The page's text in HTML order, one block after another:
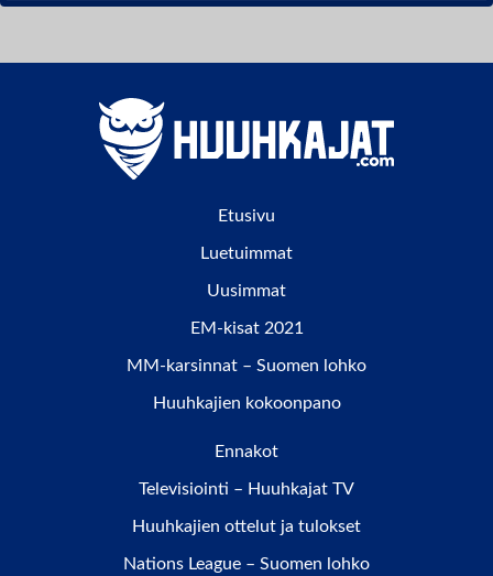
Etusivu
Luetuimmat
Uusimmat
EM-kisat 2021
MM-karsinnat – Suomen lohko
Huuhkajien kokoonpano
Ennakot
Televisiointi – Huuhkajat TV
Huuhkajien ottelut ja tulokset
Nations League – Suomen lohko